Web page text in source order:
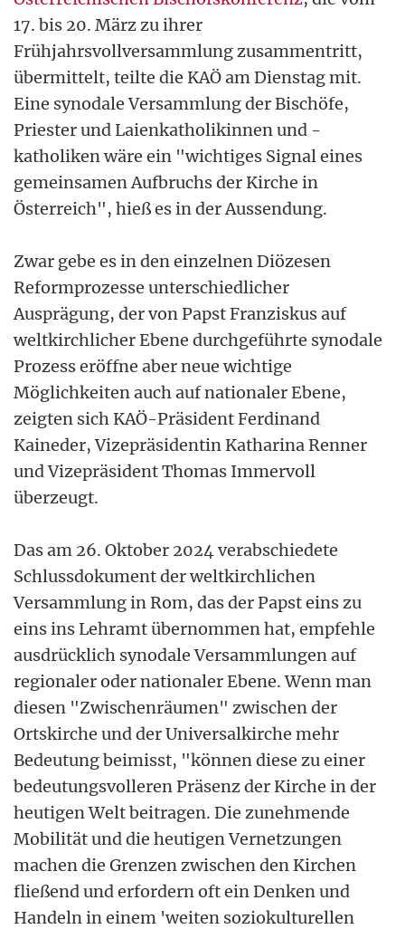
17. bis 20. März zu ihrer
Frühjahrsvollversammlung zusammentritt,
übermittelt, teilte die KAÖ am Dienstag mit.
Eine synodale Versammlung der Bischöfe,
Priester und Laienkatholikinnen und -
katholiken wäre ein "wichtiges Signal eines
gemeinsamen Aufbruchs der Kirche in
Österreich", hieß es in der Aussendung.
Zwar gebe es in den einzelnen Diözesen
Reformprozesse unterschiedlicher
Ausprägung, der von Papst Franziskus auf
weltkirchlicher Ebene durchgeführte synodale
Prozess eröffne aber neue wichtige
Möglichkeiten auch auf nationaler Ebene,
zeigten sich KAÖ-Präsident Ferdinand
Kaineder, Vizepräsidentin Katharina Renner
und Vizepräsident Thomas Immervoll
überzeugt.
Das am 26. Oktober 2024 verabschiedete
Schlussdokument der weltkirchlichen
Versammlung in Rom, das der Papst eins zu
eins ins Lehramt übernommen hat, empfehle
ausdrücklich synodale Versammlungen auf
regionaler oder nationaler Ebene. Wenn man
diesen "Zwischenräumen" zwischen der
Ortskirche und der Universalkirche mehr
Bedeutung beimisst, "können diese zu einer
bedeutungsvolleren Präsenz der Kirche in der
heutigen Welt beitragen. Die zunehmende
Mobilität und die heutigen Vernetzungen
machen die Grenzen zwischen den Kirchen
fließend und erfordern oft ein Denken und
Handeln in einem 'weiten soziokulturellen